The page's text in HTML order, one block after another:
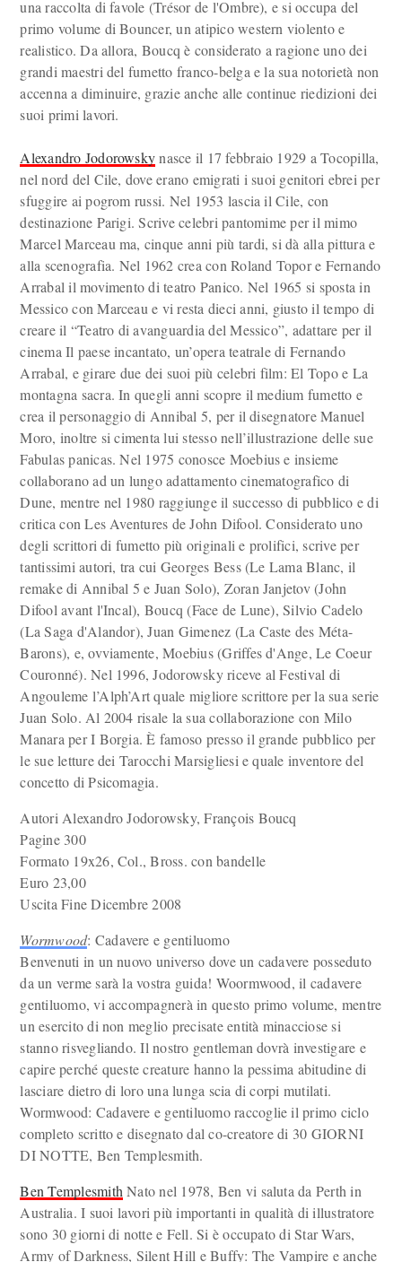
una raccolta di favole (Trésor de l'Ombre), e si occupa del
primo volume di Bouncer, un atipico western violento e
realistico. Da allora, Boucq è considerato a ragione uno dei
grandi maestri del fumetto franco-belga e la sua notorietà non
accenna a diminuire, grazie anche alle continue riedizioni dei
suoi primi lavori.
Alexandro Jodorowskynasce il 17 febbraio 1929 a Tocopilla,
nel nord del Cile, dove erano emigrati i suoi genitori ebrei per
sfuggire ai pogrom russi. Nel 1953 lascia il Cile, con
destinazione Parigi. Scrive celebri pantomime per il mimo
Marcel Marceau ma, cinque anni più tardi, si dà alla pittura e
alla scenografia. Nel 1962 crea con Roland Topor e Fernando
Arrabal il movimento di teatro Panico. Nel 1965 si sposta in
Messico con Marceau e vi resta dieci anni, giusto il tempo di
creare il “Teatro di avanguardia del Messico”, adattare per il
cinema Il paese incantato, un’opera teatrale di Fernando
Arrabal, e girare due dei suoi più celebri film: El Topo e La
montagna sacra. In quegli anni scopre il medium fumetto e
crea il personaggio di Annibal 5, per il disegnatore Manuel
Moro, inoltre si cimenta lui stesso nell’illustrazione delle sue
Fabulas panicas. Nel 1975 conosce Moebius e insieme
collaborano ad un lungo adattamento cinematografico di
Dune, mentre nel 1980 raggiunge il successo di pubblico e di
critica con Les Aventures de John Difool. Considerato uno
degli scrittori di fumetto più originali e prolifici, scrive per
tantissimi autori, tra cui Georges Bess (Le Lama Blanc, il
remake di Annibal 5 e Juan Solo), Zoran Janjetov (John
Difool avant l'Incal), Boucq (Face de Lune), Silvio Cadelo
(La Saga d'Alandor), Juan Gimenez (La Caste des Méta-
Barons), e, ovviamente, Moebius (Griffes d'Ange, Le Coeur
Couronné). Nel 1996, Jodorowsky riceve al Festival di
Angouleme l’Alph’Art quale migliore scrittore per la sua serie
Juan Solo. Al 2004 risale la sua collaborazione con Milo
Manara per I Borgia. È famoso presso il grande pubblico per
le sue letture dei Tarocchi Marsigliesi e quale inventore del
concetto di Psicomagia.
Autori Alexandro Jodorowsky, François Boucq
Pagine 300
Formato 19x26, Col., Bross. con bandelle
Euro 23,00
Uscita Fine Dicembre 2008
Wormwood: Cadavere e gentiluomo
Benvenuti in un nuovo universo dove un cadavere posseduto
da un verme sarà la vostra guida! Woormwood, il cadavere
gentiluomo, vi accompagnerà in questo primo volume, mentre
un esercito di non meglio precisate entità minacciose si
stanno risvegliando. Il nostro gentleman dovrà investigare e
capire perché queste creature hanno la pessima abitudine di
lasciare dietro di loro una lunga scia di corpi mutilati.
Wormwood: Cadavere e gentiluomo raccoglie il primo ciclo
completo scritto e disegnato dal co-creatore di 30 GIORNI
DI NOTTE, Ben Templesmith.
Ben Templesmith Nato nel 1978, Ben vi saluta da Perth in
Australia. I suoi lavori più importanti in qualità di illustratore
sono 30 giorni di notte e Fell. Si è occupato di Star Wars,
Army of Darkness, Silent Hill e Buffy: The Vampire e anche